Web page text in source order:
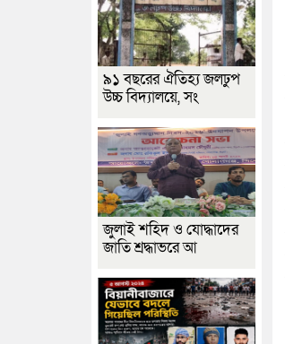
৯১ বছরের ঐতিহ্য জলঢুপ
উচ্চ বিদ্যালয়ে, সং
জুলাই শহিদ ও যোদ্ধাদের
জাতি শ্রদ্ধাভরে আ